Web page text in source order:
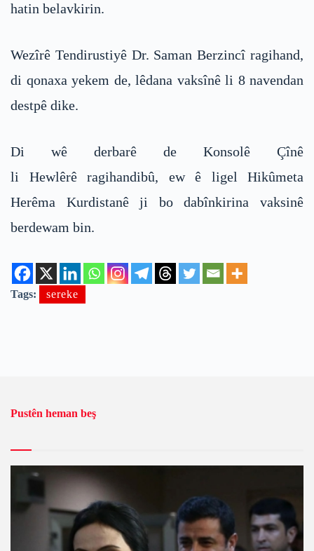
hatin belavkirin.
Wezîrê Tendirustiyê Dr. Saman Berzincî ragihand,
di qonaxa yekem de, lêdana vaksînê li 8 navendan
destpê dike.
Di wê derbarê de Konsolê Çînê
li Hewlêrê ragihandibû, ew ê ligel Hikûmeta
Herêma Kurdistanê ji bo dabînkirina vaksinê
berdewam bin.
Tags: sereke
Pustên heman beş